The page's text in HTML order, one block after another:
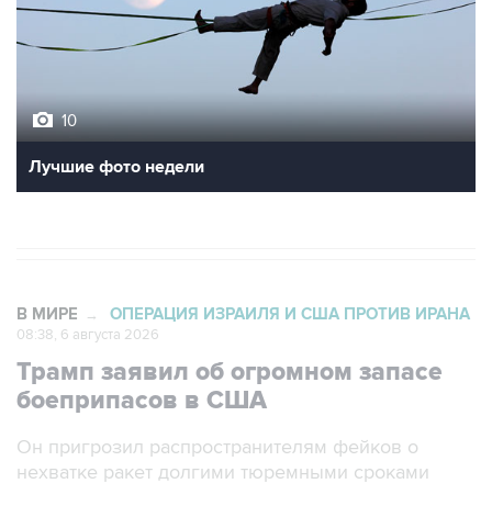
10
Лучшие фото недели
В МИРЕ → ОПЕРАЦИЯ ИЗРАИЛЯ И США ПРОТИВ ИРАНА
08:38, 6 августа 2026
Трамп заявил об огромном запасе
боеприпасов в США
Он пригрозил распространителям фейков о
нехватке ракет долгими тюремными сроками